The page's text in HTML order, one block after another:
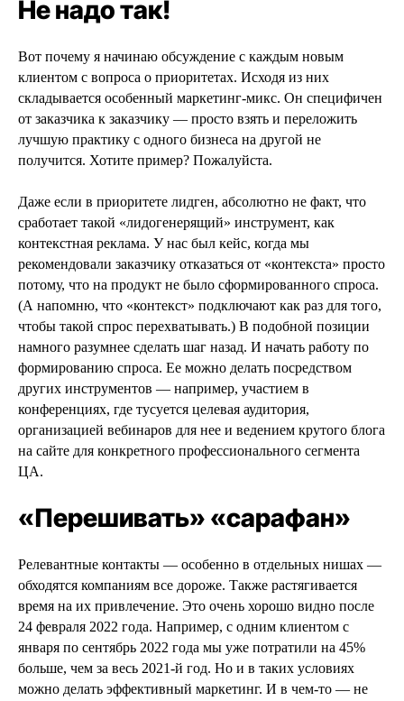
Не надо так!
Вот почему я начинаю обсуждение с каждым новым
клиентом с вопроса о приоритетах. Исходя из них
складывается особенный маркетинг-микс. Он специфичен
от заказчика к заказчику — просто взять и переложить
лучшую практику с одного бизнеса на другой не
получится. Хотите пример? Пожалуйста.
Даже если в приоритете лидген, абсолютно не факт, что
сработает такой «лидогенерящий» инструмент, как
контекстная реклама. У нас был кейс, когда мы
рекомендовали заказчику отказаться от «контекста» просто
потому, что на продукт не было сформированного спроса.
(А напомню, что «контекст» подключают как раз для того,
чтобы такой спрос перехватывать.) В подобной позиции
намного разумнее сделать шаг назад. И начать работу по
формированию спроса. Ее можно делать посредством
других инструментов — например, участием в
конференциях, где тусуется целевая аудитория,
организацией вебинаров для нее и ведением крутого блога
на сайте для конкретного профессионального сегмента
ЦА.
«Перешивать» «сарафан»
Релевантные контакты — особенно в отдельных нишах —
обходятся компаниям все дороже. Также растягивается
время на их привлечение. Это очень хорошо видно после
24 февраля 2022 года. Например, с одним клиентом с
января по сентябрь 2022 года мы уже потратили на 45%
больше, чем за весь 2021-й год. Но и в таких условиях
можно делать эффективный маркетинг. И в чем-то — не